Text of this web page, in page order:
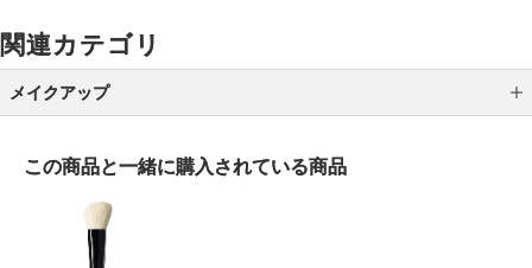
関連カテゴリ
メイクアップ
アイブロウ
この商品と一緒に購入されている商品